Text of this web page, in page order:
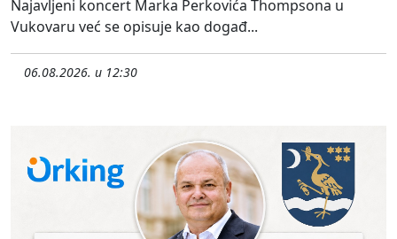
Najavljeni koncert Marka Perkovića Thompsona u
Vukovaru već se opisuje kao događ...
06.08.2026. u 12:30